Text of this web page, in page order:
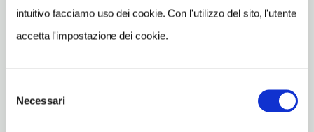
intuitivo facciamo uso dei cookie. Con l'utilizzo del sito, l'utente
accetta l'impostazione dei cookie.
delNecessari
Vedi su Google Maps
Toscana IT